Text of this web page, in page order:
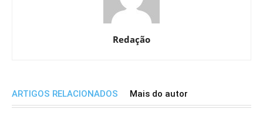
Redação
ARTIGOS RELACIONADOS Mais do autor